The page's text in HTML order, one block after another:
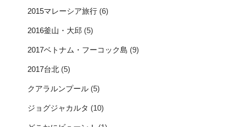
2015マレーシア旅行 (6)
2016釜山・大邱 (5)
2017ベトナム・フーコック島 (9)
2017台北 (5)
クアラルンプール (5)
ジョグジャカルタ (10)